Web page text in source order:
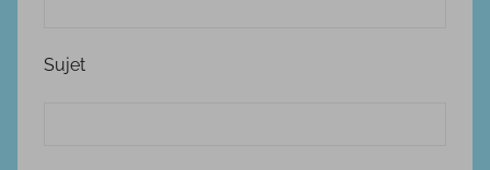
Sujet